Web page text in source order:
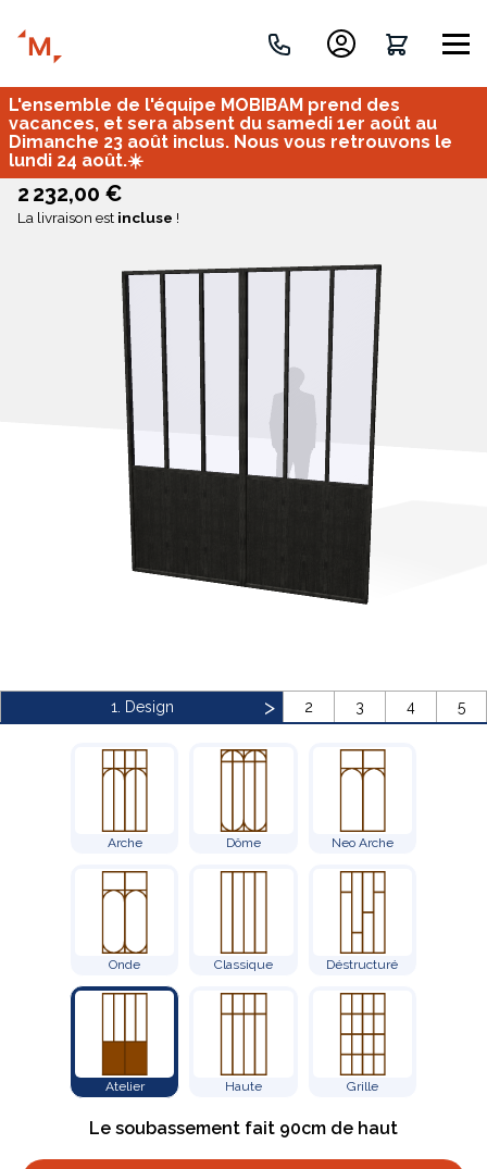
Inspirez-vous du catalogue
Personnalisez nos modèles pour créer le meuble qui vous
Verrière
Claustra Portes
Coulissantes
Meuble bas
Créez votre projet de A à Z
Imaginez et concevez un meuble 100% unique.
L'ensemble de l'équipe MOBIBAM prend des
vacances, et sera absent du samedi 1er août au
Dimanche 23 août inclus. Nous vous retrouvons le
lundi 24 août.☀️
2 232,00 €
La livraison est incluse !
1. Design 2 3 4 5
Arche Dôme Neo Arche
Onde Classique Déstructuré
Atelier Haute Grille
Le soubassement fait 90cm de haut